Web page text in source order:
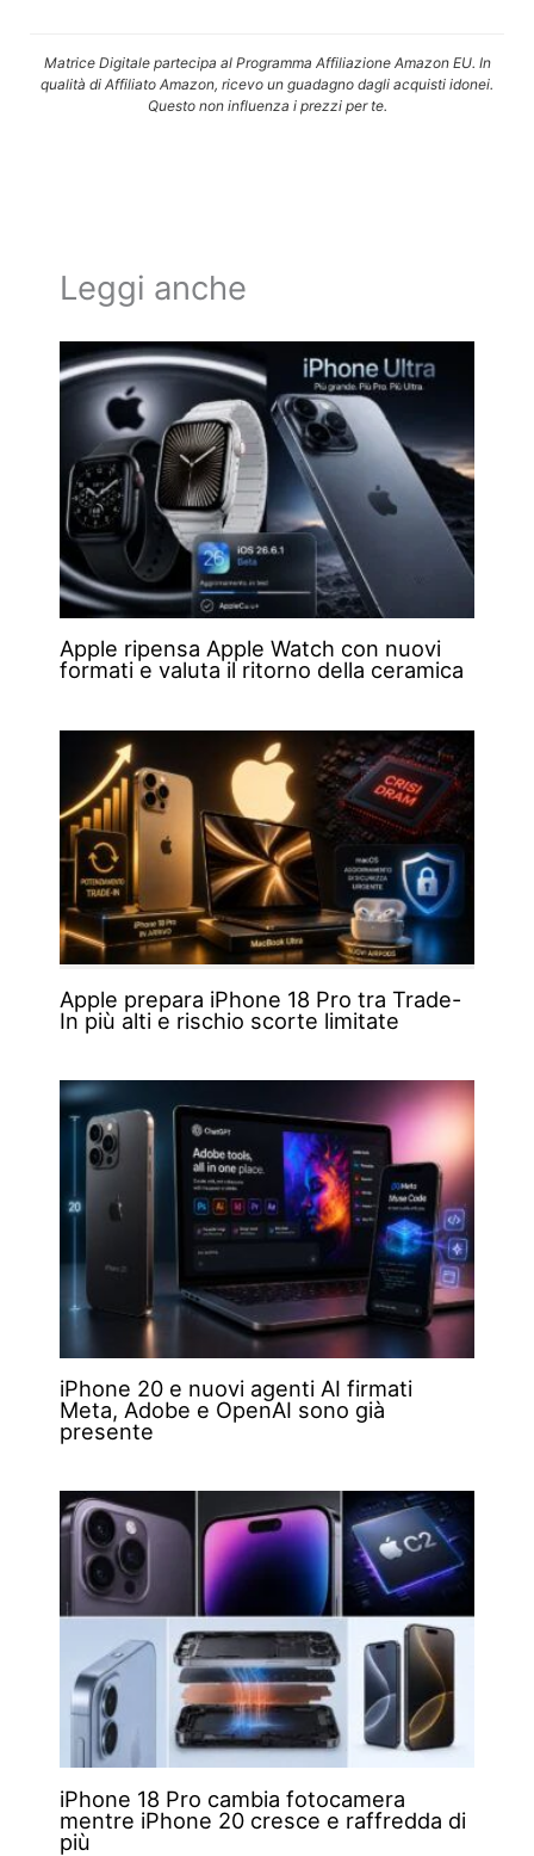
Matrice Digitale partecipa al Programma Affiliazione Amazon EU. In
qualità di Affiliato Amazon, ricevo un guadagno dagli acquisti idonei.
Questo non influenza i prezzi per te.
Leggi anche
Apple ripensa Apple Watch con nuovi
formati e valuta il ritorno della ceramica
Apple prepara iPhone 18 Pro tra Trade-
In più alti e rischio scorte limitate
iPhone 20 e nuovi agenti AI firmati
Meta, Adobe e OpenAI sono già
presente
iPhone 18 Pro cambia fotocamera
mentre iPhone 20 cresce e raffredda di
più